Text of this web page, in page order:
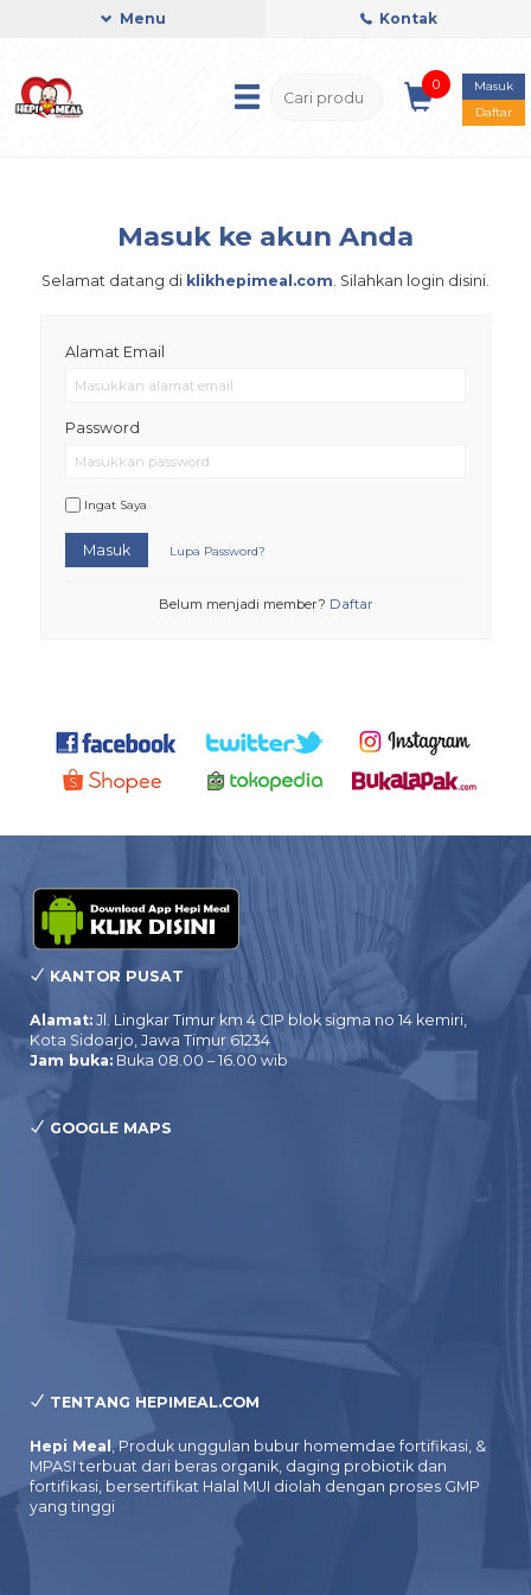
Menu Kontak
0
Masuk
Daftar
Masuk ke akun Anda
Selamat datang di klikhepimeal.com . Silahkan login disini.
Alamat Email
Password
Ingat Saya
Masuk Lupa Password?
Belum menjadi member? Daftar
KANTOR PUSAT
Alamat: Jl. Lingkar Timur km 4 CIP blok sigma no 14 kemiri,
Kota Sidoarjo, Jawa Timur 61234
Jam buka: Buka 08.00 – 16.00 wib
GOOGLE MAPS
TENTANG HEPIMEAL.COM
Hepi Meal , Produk unggulan bubur homemdae fortifikasi, &
MPASI terbuat dari beras organik, daging probiotik dan
fortifikasi, bersertifikat Halal MUI diolah dengan proses GMP
yang tinggi